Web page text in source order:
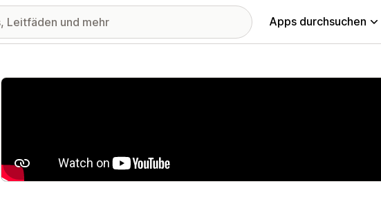
Apps durchsuchen
Vorgestellte Bildergalerie